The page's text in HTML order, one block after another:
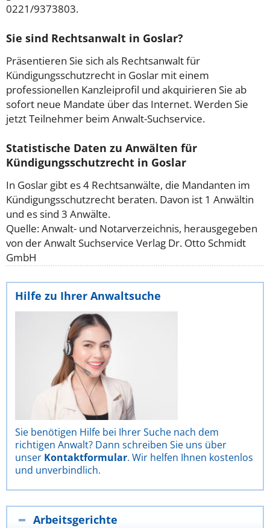
0221/9373803.
Sie sind Rechtsanwalt in Goslar?
Präsentieren Sie sich als Rechtsanwalt für
Kündigungsschutzrecht in Goslar mit einem
professionellen Kanzleiprofil und akquirieren Sie ab
sofort neue Mandate über das Internet. Werden Sie
jetzt Teilnehmer beim Anwalt-Suchservice.
Statistische Daten zu Anwälten für
Kündigungsschutzrecht in Goslar
In Goslar gibt es 4 Rechtsanwälte, die Mandanten im
Kündigungsschutzrecht beraten. Davon ist 1 Anwältin
und es sind 3 Anwälte.
Quelle: Anwalt- und Notarverzeichnis, herausgegeben
von der Anwalt Suchservice Verlag Dr. Otto Schmidt
GmbH
Hilfe zu Ihrer Anwaltsuche
Sie benötigen Hilfe bei Ihrer Suche nach dem
richtigen Anwalt? Dann schreiben Sie uns über
unser Kontaktformular. Wir helfen Ihnen kostenlos
und unverbindlich.
Arbeitsgerichte